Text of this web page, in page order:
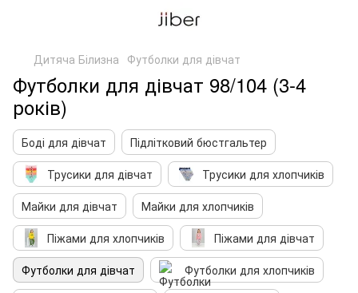
Дитяча Білизна Футболки для дівчат
Футболки для дівчат 98/104 (3-4
років)
Боді для дівчат
Підлітковий бюстгальтер
Трусики для дівчат
Трусики для хлопчиків
Майки для дівчат
Майки для хлопчиків
Піжами для хлопчиків
Піжами для дівчат
Футболки для дівчат
Футболки для хлопчиків